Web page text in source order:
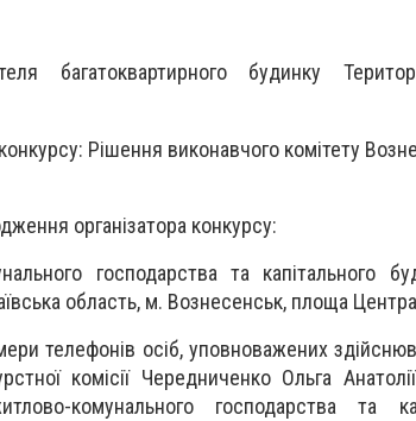
багатоквартирного будинку
Рішення виконавчого комітету
організатора конкурсу:
господарства та капітального
область, м. Вознесенськ, площа
телефонів осіб, уповноважених
комісії Чередниченко Ольга
комунального господарства та